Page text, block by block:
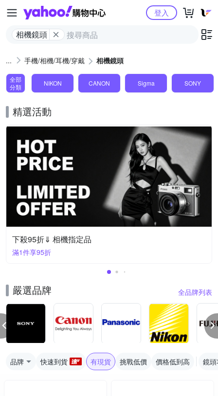
Yahoo購物中心
相機鏡頭
登入
手機/相機/耳機/穿戴 相機鏡頭
全部
分類
NIKON CANON Sigma SONY
精選活動
下殺95折⇓ 相機指定品
滿1件享95折
嚴選品牌 全品牌列表
品牌 快速到貨 有現貨 挑戰低價 價格低到高 鏡